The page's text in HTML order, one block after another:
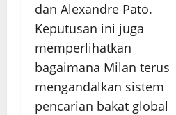
dan Alexandre Pato.
Keputusan ini juga
memperlihatkan
bagaimana Milan terus
mengandalkan sistem
pencarian bakat global